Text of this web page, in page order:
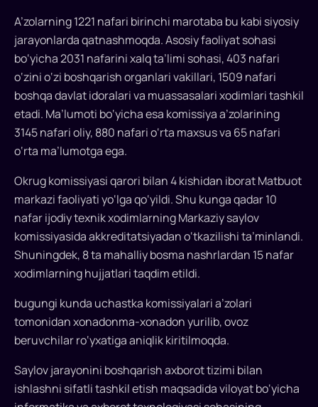
A’zolarning 1221 nafari birinchi marotaba bu kabi siyosiy
jarayonlarda qatnashmoqda. Asosiy faoliyat sohasi
bo‘yicha 2031 nafarini xalq ta’limi sohasi, 403 nafari
o‘zini o‘zi boshqarish organlari vakillari, 1509 nafari
boshqa davlat idoralari va muassasalari xodimlari tashkil
etadi. Ma’lumoti bo‘yicha esa komissiya a’zolarining
3145 nafari oliy, 880 nafari o‘rta maxsus va 65 nafari
o‘rta ma’lumotga ega.
Okrug komissiyasi qarori bilan 4 kishidan iborat Matbuot
markazi faoliyati yo‘lga qo‘yildi. Shu kunga qadar 10
nafar ijodiy texnik xodimlarning Markaziy saylov
komissiyasida akkreditatsiyadan o‘tkazilishi ta’minlandi.
Shuningdek, 8 ta mahalliy bosma nashrlardan 15 nafar
xodimlarning hujjatlari taqdim etildi.
bugungi kunda uchastka komissiyalari a’zolari
tomonidan xonadonma-xonadon yurilib, ovoz
beruvchilar ro‘yxatiga aniqlik kiritilmoqda.
Saylov jarayonini boshqarish axborot tizimi bilan
ishlashni sifatli tashkil etish maqsadida viloyat bo‘yicha